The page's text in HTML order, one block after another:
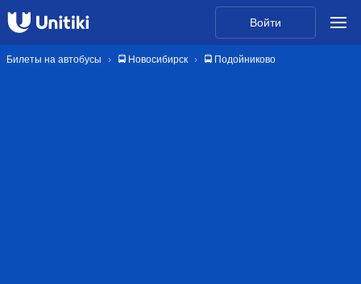
Войти
Билеты на автобусы 🚍 Новосибирск 🚍 Подойниково